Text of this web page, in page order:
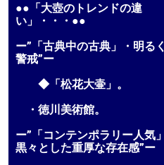
●●「大壺のトレンドの違
い」・・・●●
ー”「古典中の古典」・明るく
警戒”ー
◆「松花大壷」。
・徳川美術館。
ー”「コンテンポラリー人気」
黒々とした重厚な存在感”ー